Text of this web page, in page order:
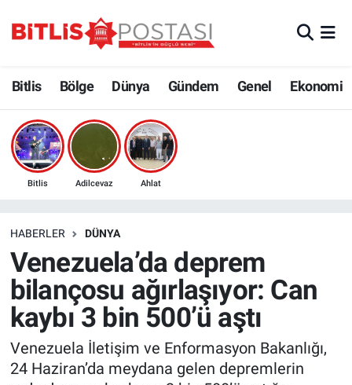
Bitlis Bölge Dünya Gündem Genel Ekonomi
Bitlis Adilcevaz Ahlat
HABERLER DÜNYA
Venezuela’da deprem
bilançosu ağırlaşıyor: Can
kaybı 3 bin 500’ü aştı
Venezuela İletişim ve Enformasyon Bakanlığı,
24 Haziran’da meydana gelen depremlerin
Bölge
Çevre
Eğitim
Ekonomi
Genel
Gündem
Bitlis Trafik Yoğunluk Haritası
Süper Lig Puan Durumu ve Fikstür
Son Dakika Haberleri
Haber Arşivi